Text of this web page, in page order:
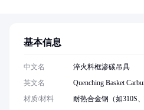
基本信息
中文名
淬火料框渗碳吊具
英文名
Quenching Basket
材质/材料
耐热合金钢（如310S